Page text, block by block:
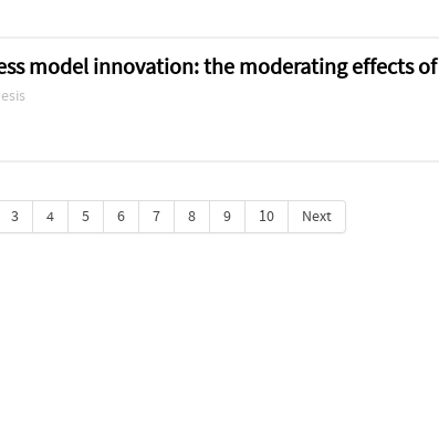
model innovation: the moderating effects of
3 4 5 6 7 8 9 10 Next